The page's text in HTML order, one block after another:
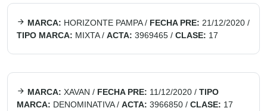
MARCA: HORIZONTE PAMPA/ FECHA PRE: 21/12/2020 /
TIPO MARCA: MIXTA/ ACTA: 3969465 / CLASE: 17
MARCA: XAVAN / FECHA PRE: 11/12/2020 / TIPO
MARCA: DENOMINATIVA/ ACTA: 3966850 / CLASE: 17